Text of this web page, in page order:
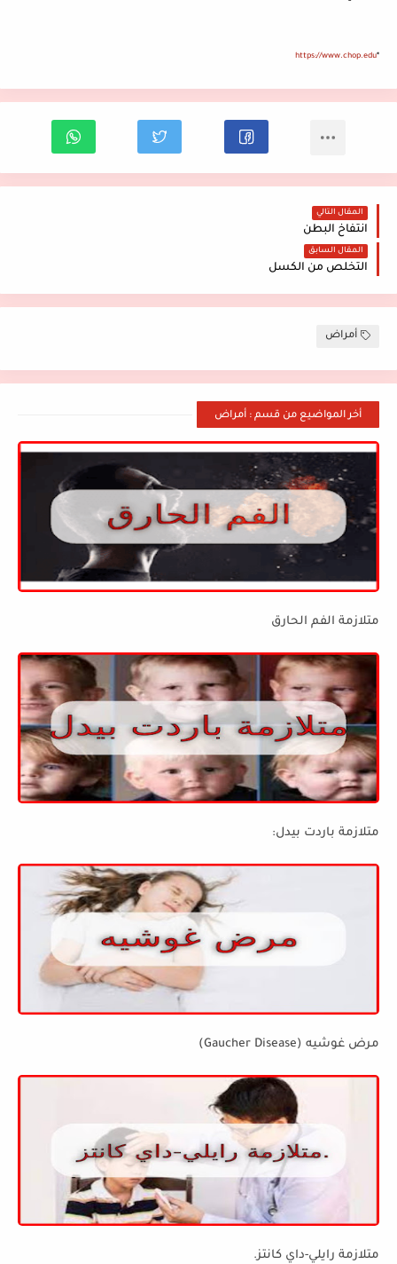
*
https://www.chop.edu
المقال التالي
انتفاخ البطن
المقال السابق
التخلص من الكسل
أمراض
أخر المواضيع من قسم : أمراض
متلازمة الفم الحارق
متلازمة باردت بيدل:
مرض غوشيه (Gaucher Disease)
متلازمة رايلي-داي كانتز.